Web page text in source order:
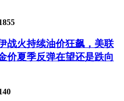
战火持续油价狂飙，美联
价夏季反弹在望还是跌向